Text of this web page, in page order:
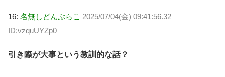
16: 名無しどんぶらこ 2025/07/04(金) 09:41:56.32
ID:vzquUYZp0
引き際が大事という教訓的な話？